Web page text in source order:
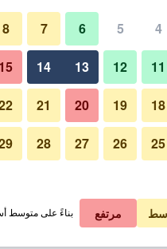
في الليلة
﷼ عرض الصفقة
﷼ عرض الصفقة
4
5
6
7
8
11
12
13
14
15
18
19
20
21
25
26
27
28
مرتفع بناءً على متوسط